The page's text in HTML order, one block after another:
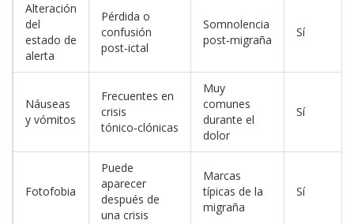
Alteración
del
estado de
alerta
Pérdida o
confusión
post‑ictal
Somnolencia
post‑migraña
Sí
Náuseas
y vómitos
Frecuentes en
crisis
tónico‑clónicas
Muy
comunes
durante el
dolor
Sí
Fotofobia
Puede
aparecer
después de
una crisis
Marcas
típicas de la
migraña
Sí